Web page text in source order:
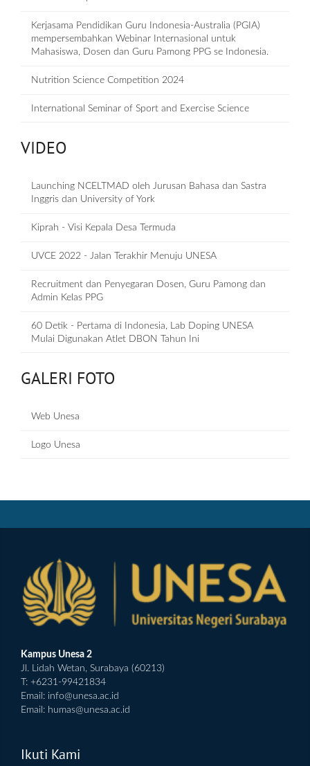
Kerjasama Pendidikan Guru Indonesia-Australia (PGIA)
mempersembahkan Webinar Internasional untuk
Mahasiswa, Dosen dan Guru Pamong PPG se Indonesia.
Nutrition Science Competition 2024
International Seminar of Sport and Exercise Science
VIDEO
Launching NCELTMAD oleh Jurusan Bahasa dan Sastra
Inggris dan University of York
Kiprah - Visi Kepala Desa Termuda
UVCE 2022 - Jalan Terakhir Menuju UNESA
Recruitment dan Penyegaran Dosen, Guru Pamong dan
Admin Kelas PPG
60 Detik - Pertama di Indonesia, Lab Doping UNESA
Mulai Digunakan Atlet DBON Tahun Ini
GALERI FOTO
Web Unesa
Logo Unesa
Kampus Unesa 2
Jl. Lidah Wetan, Surabaya (60213)
T: +6231-99421834
Email: info@unesa.ac.id
Email: humas@unesa.ac.id
Ikuti Kami